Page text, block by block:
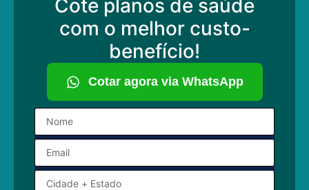
Cote planos de saúde
com o melhor custo-
benefício!
Cotar agora via WhatsApp